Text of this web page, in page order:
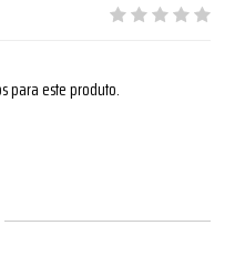
para este produto.